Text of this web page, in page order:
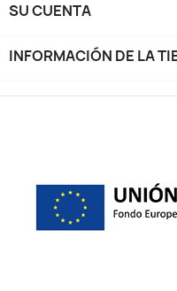
SU CUENTA
INFORMACIÓN DE LA